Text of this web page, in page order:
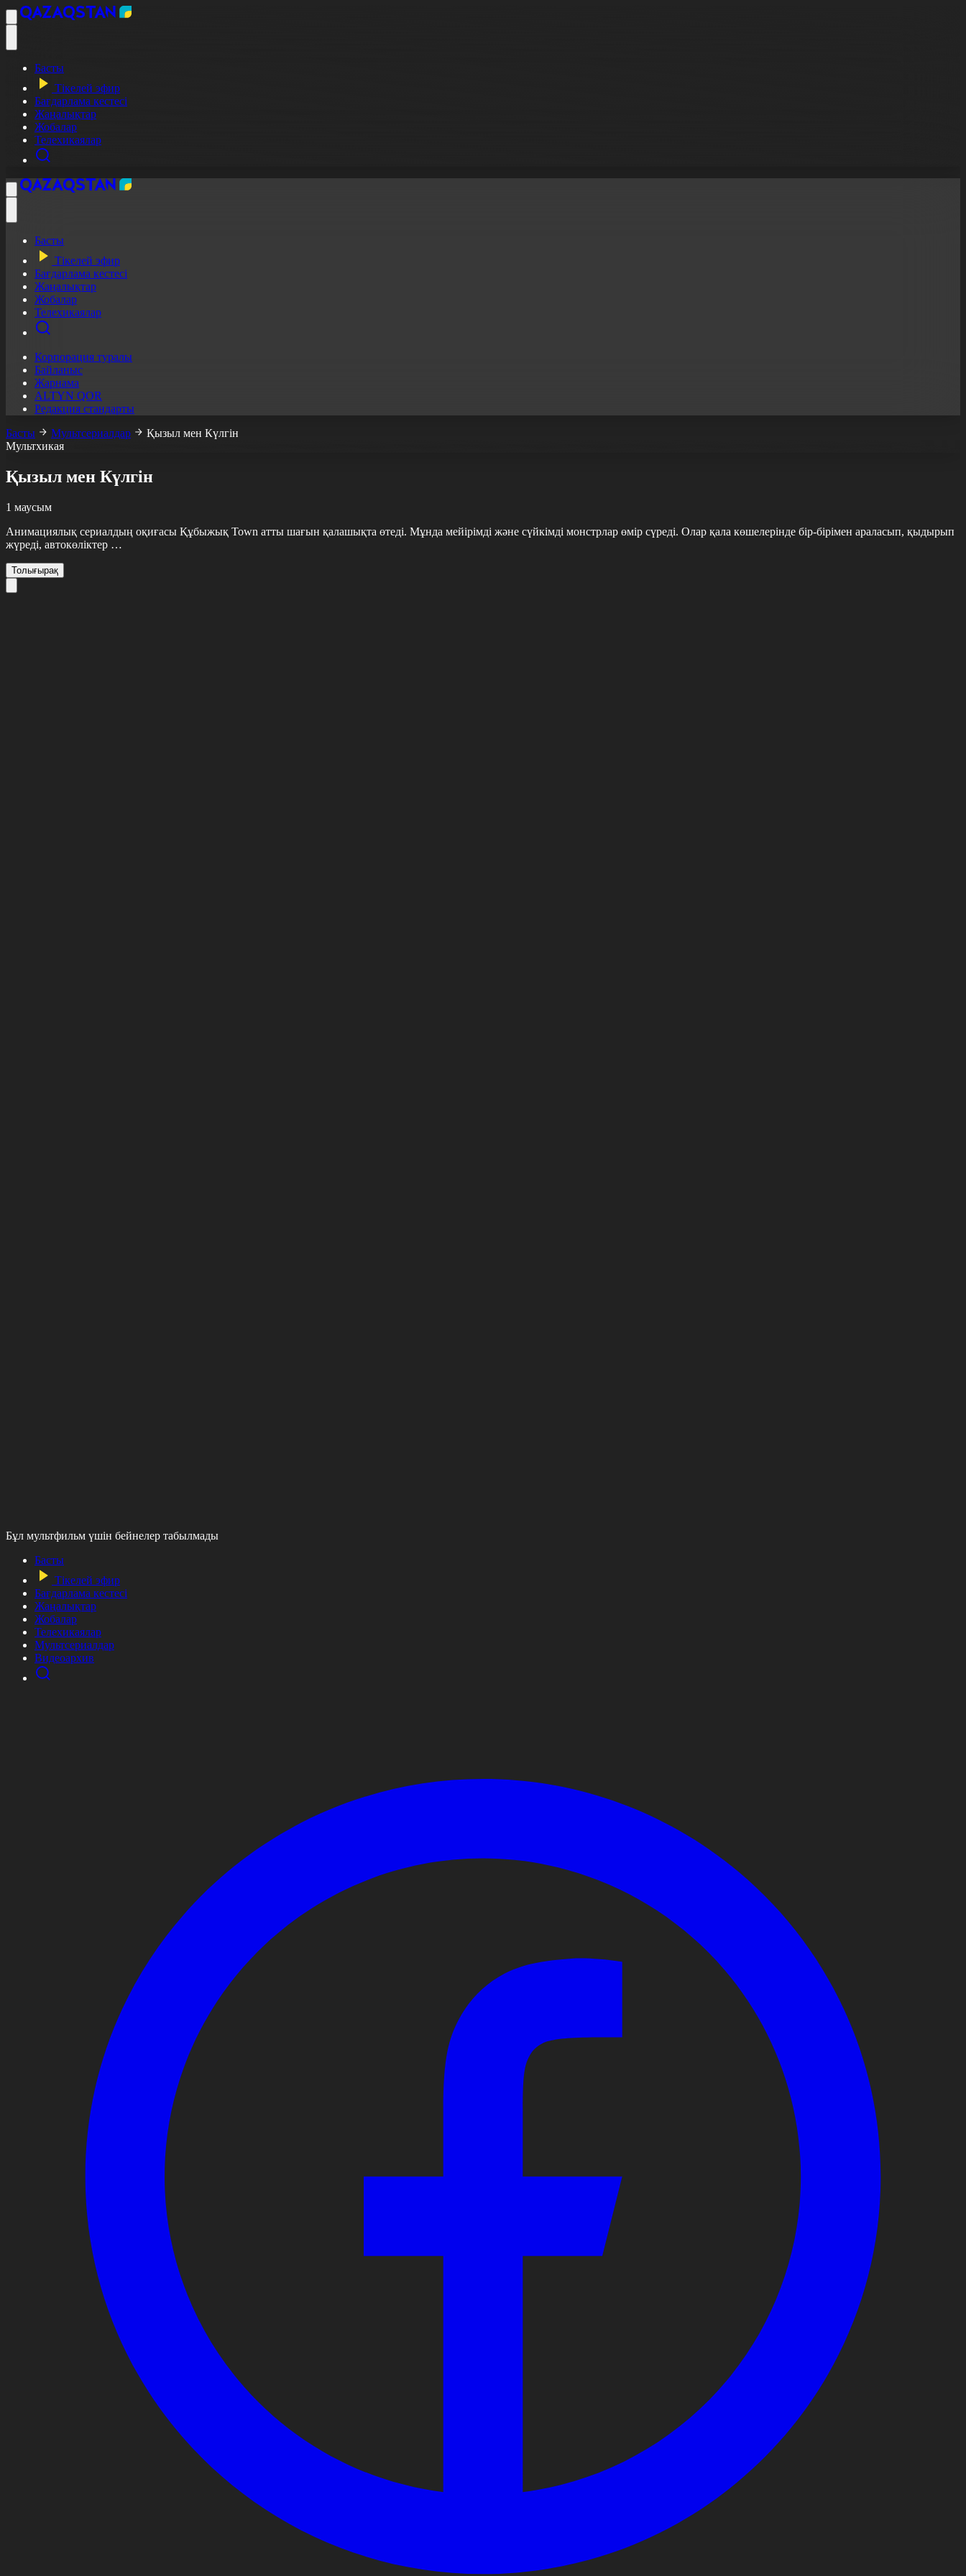
Басты
Тікелей эфир
Бағдарлама кестесі
Жаңалықтар
Жобалар
Телехикаялар
Басты
Тікелей эфир
Бағдарлама кестесі
Жаңалықтар
Жобалар
Телехикаялар
Корпорация туралы
Байланыс
Жарнама
ALTYN QOR
Редакция стандарты
Басты
Мультсериалдар
Қызыл мен Күлгін
Мультхикая
Қызыл мен Күлгін
1 маусым
Анимациялық сериалдың оқиғасы Құбыжық Town атты шағын қалашықта өтеді. Мұнда мейірімді және сүйкімді монстрлар өмір сүреді. Олар қала көшелерінде бір-бірімен араласып, қыдырып
жүреді, автокөліктер …
Толығырақ
Бұл мультфильм үшін бейнелер табылмады
Басты
Тікелей эфир
Бағдарлама кестесі
Жаңалықтар
Жобалар
Телехикаялар
Мультсериалдар
Видеоархив